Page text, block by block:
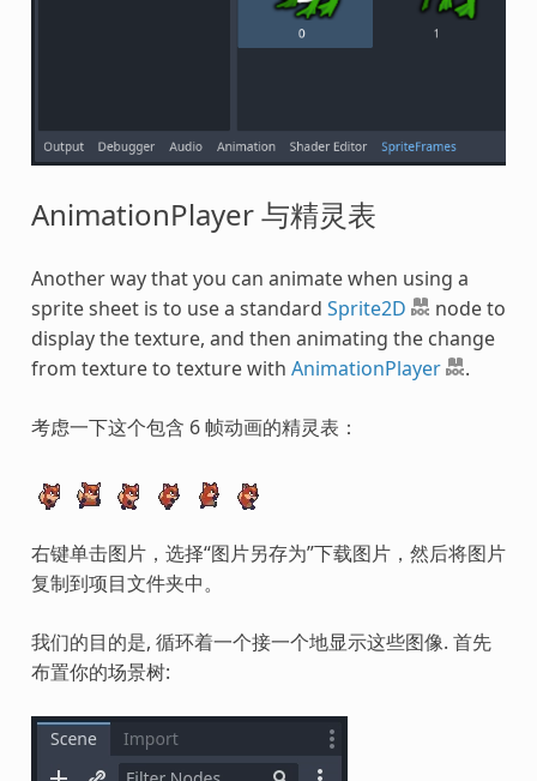
AnimationPlayer 与精灵表
Another way that you can animate when using a
sprite sheet is to use a standard Sprite2D
node to
display the texture, and then animating the change
from texture to texture with AnimationPlayer .
考虑一下这个包含 6 帧动画的精灵表：
右键单击图片，选择“图片另存为”下载图片，然后将图片
复制到项目文件夹中。
我们的目的是, 循环着一个接一个地显示这些图像. 首先
布置你的场景树: